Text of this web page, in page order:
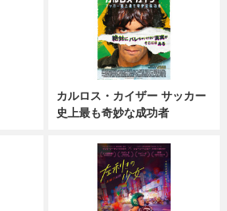
カルロス・カイザー サッカー
史上最も奇妙な成功者